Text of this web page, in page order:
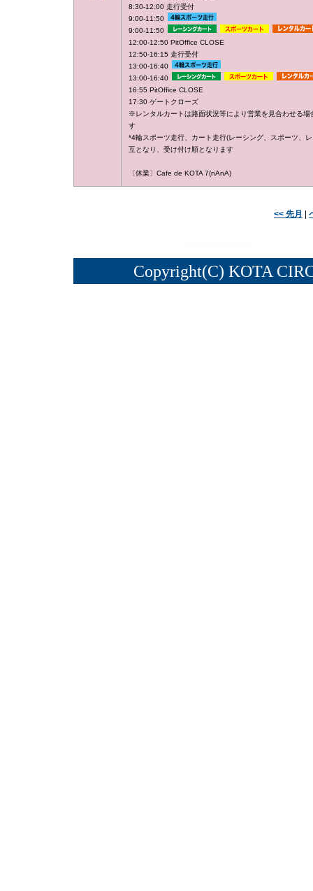
8:30-12:00 走行受付
9:00-11:50
9:00-11:50
12:00-12:50 PitOffice CLOSE
12:50-16:15 走行受付
13:00-16:40
13:00-16:40
16:55 PitOffice CLOSE
17:30 ゲートクローズ
※レンタルカートは路面状況等により営業を見合わせる場
す
*4輪スポーツ走行、カート走行(レーシング、スポーツ、
互となり、受け付け順となります
〔休業〕Cafe de KOTA 7(nAnA)
<< 先月
Copyright(C) KOTA